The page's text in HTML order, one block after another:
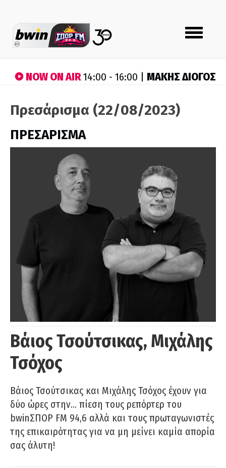
Toggle
navigation
NOW ON AIR14:00 - 16:00 | ΜΑΚΗΣ ΔΙΟΓΟΣ
Πρεσάρισμα (22/08/2023)
ΠΡΕΣΑΡΙΣΜΑ
Βάιος Τσούτσικας, Μιχάλης
Τσόχος
Βάιος Τσούτσικας και Μιχάλης Τσόχος έχουν για
δύο ώρες στην… πίεση τους ρεπόρτερ του
bwinΣΠΟΡ FM 94,6 αλλά και τους πρωταγωνιστές
της επικαιρότητας για να μη μείνει καμία απορία
σας άλυτη!